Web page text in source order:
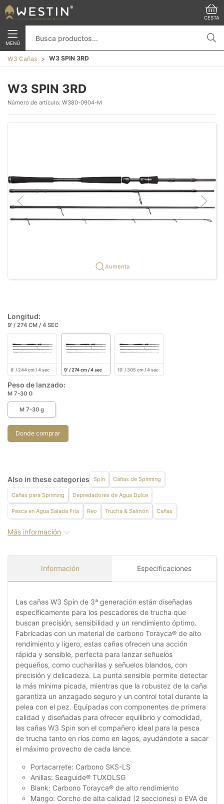
CESTA
MENÚ
W3 Cañas W3 SPIN 3RD
W3 SPIN 3RD
Número de artículo: W380-0904-M
Aumenta
Longitud:
9' / 274 CM / 4 SEC
8' / 244 cm / 4 sec 9' / 274 cm / 4 sec 10' / 305 cm / 4 sec
Peso de lanzado:
M 7-30 G
M 7-30 g
Donde comprar
Also in these categories Spin Cañas de Spinning
Cañas para Spinning Depredadores de Agua Dulce
Pesca en Agua Salada Fría Reo Trucha & Salmón Cañas
Más información
Información Especificaciones
Las cañas W3 Spin de 3ª generación están diseñadas
específicamente para los pescadores de trucha que
buscan precisión, sensibilidad y un rendimiento óptimo.
Fabricadas con un material de carbono Torayca® de alto
rendimiento y ligero, estas cañas ofrecen una acción
rápida y sensible, perfecta para lanzar señuelos
pequeños, como cucharillas y señuelos blandos, con
precisión y delicadeza. La punta sensible permite detectar
la más mínima picada, mientras que la robustez de la caña
garantiza un anzagado seguro y un control total durante la
pelea con el pez. Equipadas con componentes de primera
calidad y diseñadas para ofrecer equilibrio y comodidad,
las cañas W3 Spin son el compañero ideal para la pesca
de trucha tanto en ríos como en lagos, ayudándote a sacar
el máximo provecho de cada lance.
Portacarrete: Carbono SKS-LS
Anillas: Seaguide® TUXOLSG
Blank: Carbono Torayca® de alto rendimiento
Mango: Corcho de alta calidad (2 secciones) o EVA de